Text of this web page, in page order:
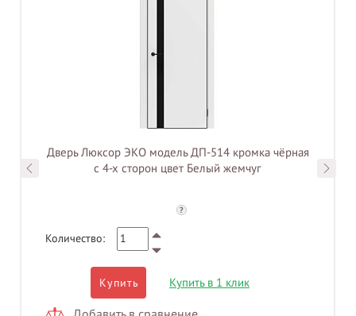
Дверь Люксор ЭКО модель ДП-514 кромка чёрная
с 4-х сторон цвет Белый жемчуг
?
Количество:
Купить Купить в 1 клик